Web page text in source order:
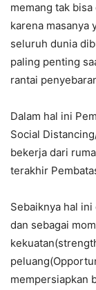
memang tak
karena masanya
seluruh dunia
paling penting
rantai
Dalam hal ini
Social
bekerja dari
terakhir
Sebaiknya hal ini
dan sebagai
mempersiapkan